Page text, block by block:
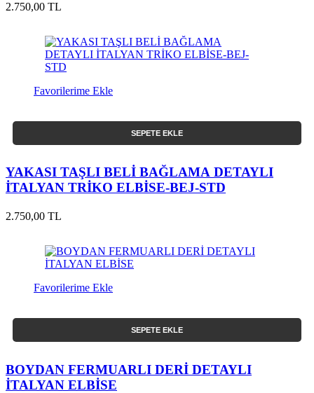
2.750,00 TL
Favorilerime Ekle
SEPETE EKLE
YAKASI TAŞLI BELİ BAĞLAMA DETAYLI
İTALYAN TRİKO ELBİSE-BEJ-STD
2.750,00 TL
Favorilerime Ekle
SEPETE EKLE
BOYDAN FERMUARLI DERİ DETAYLI
İTALYAN ELBİSE